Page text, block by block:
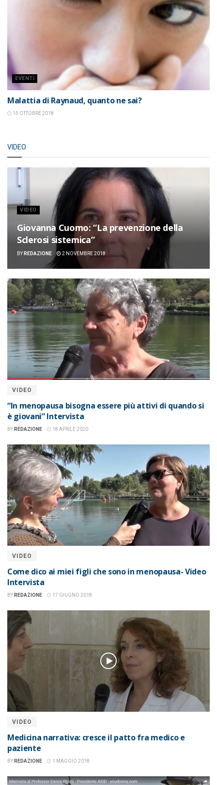
EVENTI
Malattia di Raynaud, quanto ne sai?
15 OTTOBRE 2018
VIDEO
VIDEO
Giovanna Cuomo: “La prevenzione della
Sclerosi sistemica”
BY REDAZIONE 2 NOVEMBRE 2018
VIDEO
“In menopausa bisogna essere più attivi di quando si
è giovani” Intervista
BY REDAZIONE 18 APRILE 2020
VIDEO
Come dico ai miei figli che sono in menopausa- Video
Intervista
BY REDAZIONE 17 GIUGNO 2018
VIDEO
Medicina narrativa: cresce il patto fra medico e
paziente
BY REDAZIONE 1 MAGGIO 2018